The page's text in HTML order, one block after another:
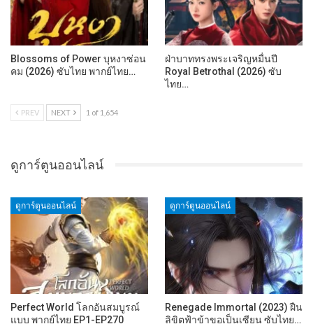
Blossoms of Power บุหงาซ่อน
คม (2026) ซับไทย พากย์ไทย…
ฝ่าบาททรงพระเจริญหมื่นปี
Royal Betrothal (2026) ซับ
ไทย…
PREV NEXT 1 of 1,654
ดูการ์ตูนออนไลน์
ดูการ์ตูนออนไลน์
Perfect World โลกอันสมบูรณ์
แบบ พากย์ไทย EP1-EP270
ดูการ์ตูนออนไลน์
Renegade Immortal (2023) ฝืน
ลิขิตฟ้าข้าขอเป็นเซียน ซับไทย…